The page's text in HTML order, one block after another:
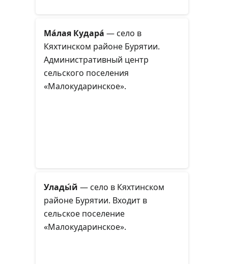
Ма́лая Кудара́ — село в
Кяхтинском районе Бурятии.
Административный центр
сельского поселения
«Малокударинское».
Улады́й — село в Кяхтинском
районе Бурятии. Входит в
сельское поселение
«Малокударинское».